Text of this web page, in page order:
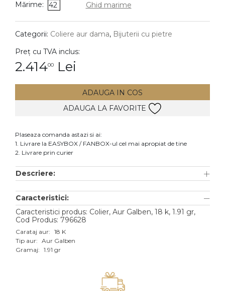
DIAMANTE Vezi toate
Cercei
Accesorii
Aur alb
Aur roz
Aur mixt
Mărime: 42 Ghid marime
Categorii: Coliere aur dama, Bijuterii cu pietre
Preț cu TVA inclus:
2.41400 Lei
ADAUGA IN COS
ADAUGA LA FAVORITE
Plaseaza comanda astazi si ai:
1. Livrare la EASYBOX / FANBOX-ul cel mai apropiat de tine
2. Livrare prin curier
Descriere:
Caracteristici:
Caracteristici produs: Colier, Aur Galben, 18 k, 1.91 gr,
Cod Produs: 796628
Carataj aur: 18 K
Tip aur: Aur Galben
Gramaj: 1.91 gr